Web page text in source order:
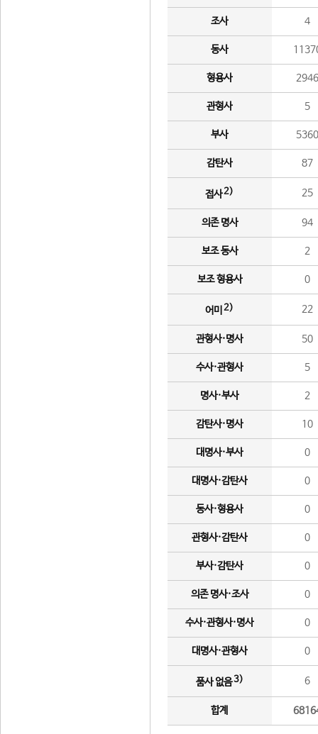
조사 4
동사
형용사 2946
관형사 5
부사 5360
감탄사 87
접사2) 25
의존 명사 94
보조 동사 2
보조 형용사 0
어미 2) 22
관형사·명사 50
수사·관형사 5
명사·부사 2
감탄사·명사 10
대명사·부사 0
대명사·감탄사 0
동사·형용사 0
관형사·감탄사 0
부사·감탄사 0
의존 명사·조사 0
수사·관형사·명사 0
대명사·관형사 0
품사 없음3) 6
합계